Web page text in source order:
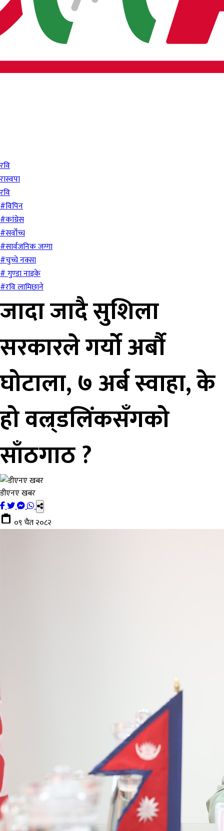
रवि
रास्वपा
रवि
#विपिन
#कांग्रेस
#सर्वोच्च
#सार्वजनिक जग्गा
#चुच्चे नक्सा
# गुण्डा नाइके
#रवि लामिछाने
जादा जादै सुशिला
सरकारले गर्यो अर्बौ
घोटाला, ७ अर्ब स्वाहा, के
हो वल्र्डलिंकसँगको
साँठगाठ ?
डीएनए खबर
०९ चैत २०८२